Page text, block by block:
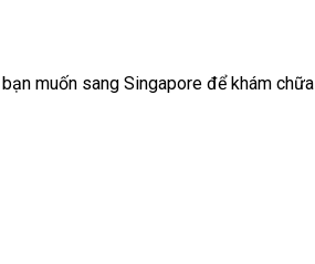
muốn sang Singapore để khám chữa